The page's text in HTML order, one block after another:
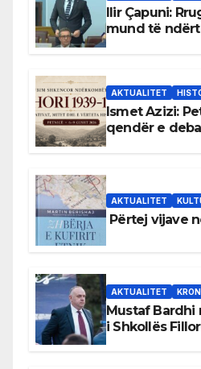
Ilir Çapuni:
mund të
AKTUALITET
Ismet Azizi:
qendër e
AKTUALITET
Përtej vijave
AKTUALITET
Mustaf
i Shkollës